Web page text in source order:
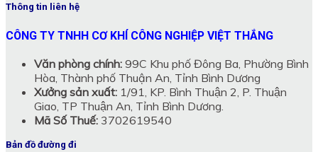
Thông tin liên hệ
CÔNG TY TNHH CƠ KHÍ CÔNG NGHIỆP VIỆT THẮNG
Văn phòng chính: 99C Khu phố Đông Ba, Phường Bình
Hòa, Thành phố Thuận An, Tỉnh Bình Dương
Xưởng sản xuất: 1/91, KP. Bình Thuận 2, P. Thuận
Giao, TP Thuận An, Tỉnh Bình Dương.
Mã Số Thuế: 3702619540
Bản đồ đường đi